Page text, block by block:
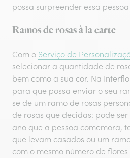
possa surpreender essa
Ramos de rosas à la carte
Com o Serviço de
selecionar a quantidade de
bem como a sua cor. Na
para que possa enviar o seu
se de um ramo de rosas
de rosas que decidas: pode
ano que a pessoa comemora,
que levam casados ou um
com o mesmo número de